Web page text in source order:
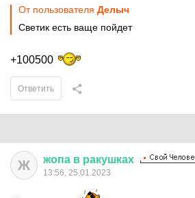
От пользователя Делыч
Светик есть ваще пойдет
+100500
Ответить
Ж жопа в ракушках
13:56, 25.01.2023